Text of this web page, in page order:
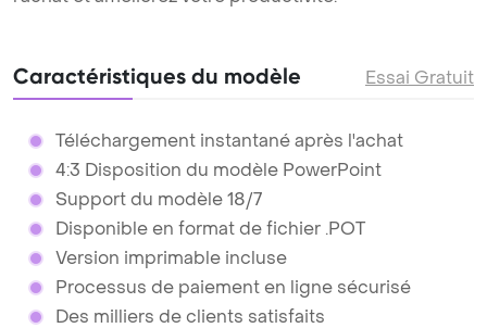
Caractéristiques du modèle Essai Gratuit
Téléchargement instantané après l'achat
4:3 Disposition du modèle PowerPoint
Support du modèle 18/7
Disponible en format de fichier .POT
Version imprimable incluse
Processus de paiement en ligne sécurisé
Des milliers de clients satisfaits